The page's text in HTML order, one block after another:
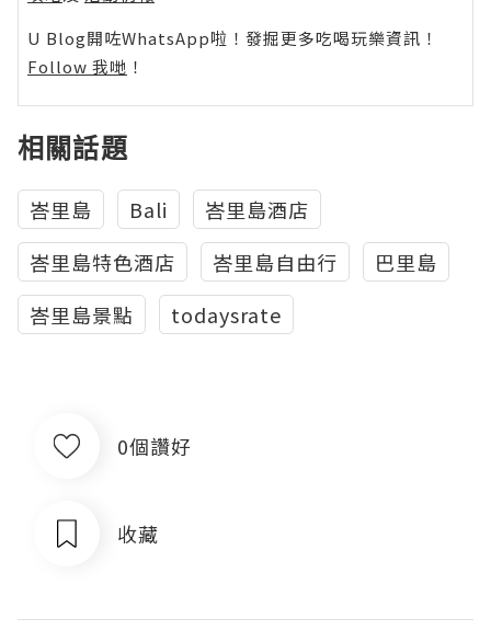
U Blog開咗WhatsApp啦！發掘更多吃喝玩樂資訊！
Follow 我哋 ！
相關話題
峇里島 Bali
峇里島酒店
峇里島特色酒店
峇里島自由行
巴里島
峇里島景點
todaysrate
0個讚好
收藏